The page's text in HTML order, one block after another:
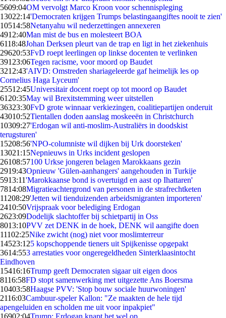
5609:04OM vervolgt Marco Kroon voor schennispleging
13022:14'Democraten krijgen Trumps belastingaangiftes nooit te zien'
10514:58Netanyahu wil nederzettingen annexeren
4912:40Man mist de bus en molesteert BOA
6118:48Johan Derksen pleurt van de trap en ligt in het ziekenhuis
29620:53FvD roept leerlingen op linkse docenten te verlinken
391 23:06Tegen racisme, voor moord op Baudet
3212:43'AIVD: Omstreden shariageleerde gaf heimelijk les op
Cornelius Haga Lyceum'
25512:45Universitair docent roept op tot moord op Baudet
61 20:35May wil Brexitstemming weer uitstellen
36323:30FvD grote winnaar verkiezingen, coalitiepartijen onderuit
43010:52Tientallen doden aanslag moskeeën in Christchurch
10309:27'Erdogan wil anti-moslim-Australiërs in doodskist
terugsturen'
15208:56'NPO-columniste wil dijken bij Urk doorsteken'
13021:15Nepnieuws in Urks incident geslopen
26108:57100 Urkse jongeren belagen Marokkaans gezin
2919:43Opnieuw 'Gülen-aanhangers' aangehouden in Turkije
5913:11'Marokkaanse bond is overtuigd en aast op Ihattaren'
7814:08Migratieachtergrond van personen in de strafrechtketen
11208:29'Jetten wil tienduizenden arbeidsmigranten importeren'
2410:50Vrijspraak voor belediging Erdogan
2623:09Dodelijk slachtoffer bij schietpartij in Oss
8013:10PVV zet DENK in de hoek, DENK wil aangifte doen
11102:25Nike zwicht (nog) niet voor moslimterreur
14523:125 kopschoppende tieners uit Spijkenisse opgepakt
3614:553 arrestaties voor ongeregeldheden Sinterklaasintocht
Eindhoven
15416:16Trump geeft Democraten sigaar uit eigen doos
8116:58FD stopt samenwerking met uitgezette Ans Boersma
10403:58Haagse PVV: 'Stop bouw sociale huurwoningen'
2116:03Cambuur-speler Kallon: "Ze maakten de hele tijd
apengeluiden en scholden me uit voor inpakpiet"
16902:04Trump: Erdogan knapt het wel op